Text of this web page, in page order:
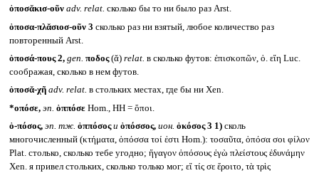
ὀποσᾰκισ-οῦν adv. relat. сколько бы то ни было раз Arst.
ὁποσα-πλᾰσιοσ-οῦν 3 сколько раз ни взятый, любое количество раз
повторенный Arst.
ὁποσά-πους 2, gen. ποδος(ᾰ) relat. в сколько футов: ἐπισκοπῶν, ὁ. εἴη Luc.
соображая, сколько в нем футов.
ὁποσᾰ-χῆ adv. relat. в стольких местах, где бы ни Xen.
*οπόσε, эп. ὁππόσεHom., HH = ὅποι.
ὁ-πόσος, эп. тж. ὁππόσοςи ὁπόσσος, ион. ὁκόσος 3 1)сколь
многочисленный (κτήματα, ὁπόσσα τοί ἐστι Hom.): τοσαῦτα, ὁπόσα σοι φίλον
Plat. столько, сколько тебе угодно; ἤγαγον ὁπόσους ἐγὼ πλείστους ἐδυνάμην
Xen. я привел стольких, сколько только мог; εἴ τίς σε ἔροιτο, τὰ τρὶς